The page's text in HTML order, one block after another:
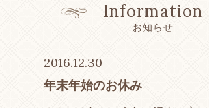
Information
お知らせ
2016.12.30
年末年始のお休み